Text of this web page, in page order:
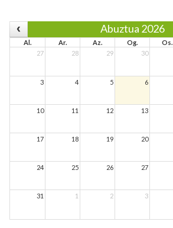
Abuztua 2026
Al. Ar. Az. Og. Os.
27
28 29 30
3 4 5 6
10 11 12 13
17 18 19 20
24 25 26 27
31 1 2 3